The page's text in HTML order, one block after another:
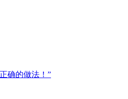
确的做法！”